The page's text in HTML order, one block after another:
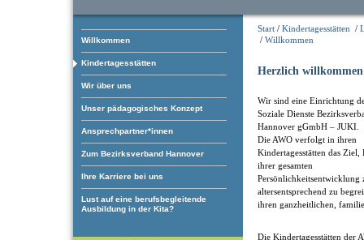
Willkommen
Kindertagesstätten
Wir über uns
Unser pädagogisches Konzept
Ansprechpartner*innen
Zum Bezirksverband Hannover
Ihre Karriere bei uns
Lust auf eine berufsbegleitende
Ausbildung in der Kita?
Start / Kindertagesstätten /
/ Willkommen
Herzlich
Wir sind eine Einrichtung
Soziale Dienste
Hannover gGmbH – JUKI.
Die AWO verfolgt in ihren
Kindertagesstätten das
ihrer gesamten
Persönlichkeitsentwicklung
altersentsprechend zu
ihren ganzheitlichen,
Die Kindertagesstätten der